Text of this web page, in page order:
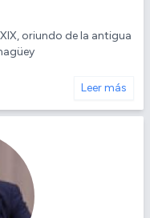
oriundo de la antigua
Leer más